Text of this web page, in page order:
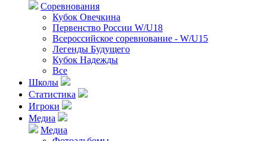
Соревнования
Кубок Овечкина
Первенство России W/U18
Всероссийское соревнование - W/U15
Легенды Будущего
Кубок Надежды
Все
Школы
Статистика
Игроки
Медиа
Медиа